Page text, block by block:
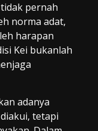
pernah
norma adat,
harapan
Kei bukanlah
adanya
tetapi